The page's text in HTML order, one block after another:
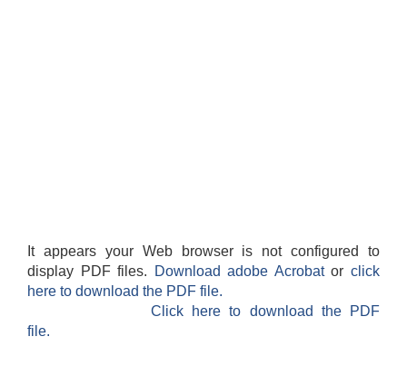
It appears your Web browser is not configured to
display PDF files.
Download adobe Acrobatorclick
here to download the PDF file.
Click here to download the PDF
file.